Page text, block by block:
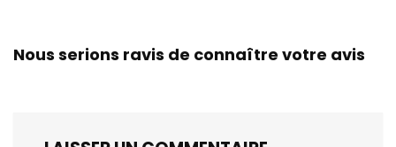
Nous serions ravis de connaître votre avis